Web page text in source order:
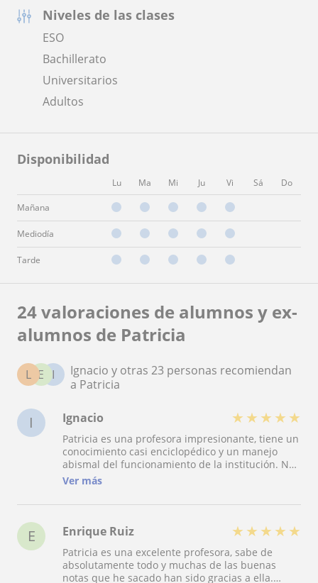
Niveles de las clases
ESO
Bachillerato
Universitarios
Adultos
Disponibilidad
Lu Ma Mi Ju Vi Sá Do
Mañana
Mediodía
Tarde
24 valoraciones de alumnos y ex-
alumnos de Patricia
I
E
L
Ignacio y otras 23 personas recomiendan
a Patricia
I Ignacio ★ ★ ★ ★ ★
Patricia es una profesora impresionante, tiene un
conocimiento casi enciclopédico y un manejo
abismal del funcionamiento de la institución. No
solo te enseña sobre teoría sino que te instruye
estructurar los trabajos y exámenes para explotar
profesora que creía no poder encontrar nunca,
profundamente implicada con sus alumnos,
hasta haciendo malabares con su tiempo para
ayudarnos, con una experiencia extremadamente
útil en los cursos de bachillerato. Patri es capaz
Ver más
E Enrique Ruiz ★ ★ ★ ★ ★
Patricia es una excelente profesora, sabe de
absolutamente todo y muchas de las buenas
notas que he sacado han sido gracias a ella.